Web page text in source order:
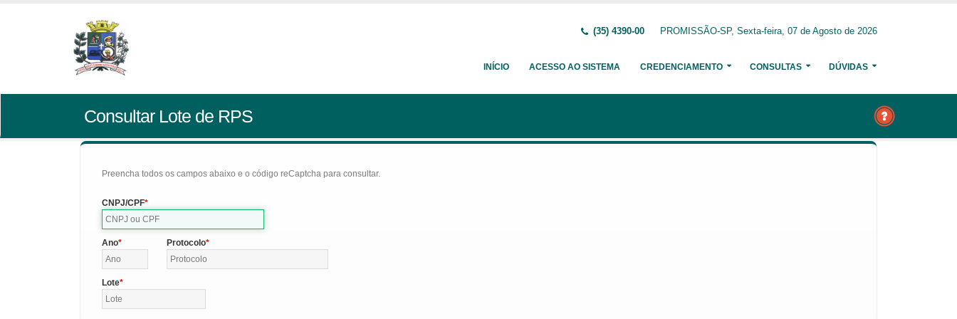
(35) 4390-00 PROMISSÃO-SP, Sexta-feira, 07 de Agosto de 2026
INÍCIO ACESSO AO SISTEMA CREDENCIAMENTO CONSULTAS DÚVIDAS
Consultar Lote de RPS
Preencha todos os campos abaixo e o código reCaptcha para consultar.
CNPJ/CPF
Ano Protocolo
Lote